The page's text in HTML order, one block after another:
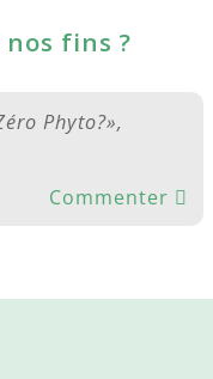
fins ?
Phyto?»,
Commenter